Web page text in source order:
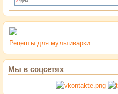
Рецепты для мультиварки
Мы в соцсетях